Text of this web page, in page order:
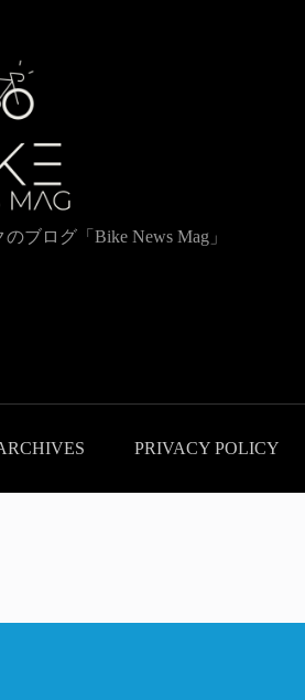
ブログ「Bike News Mag」
PRIVACY POLICY